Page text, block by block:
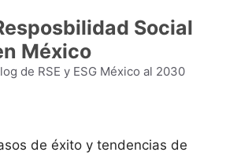
Social
México
de RSE y ESG México al 2030
de éxito y tendencias de